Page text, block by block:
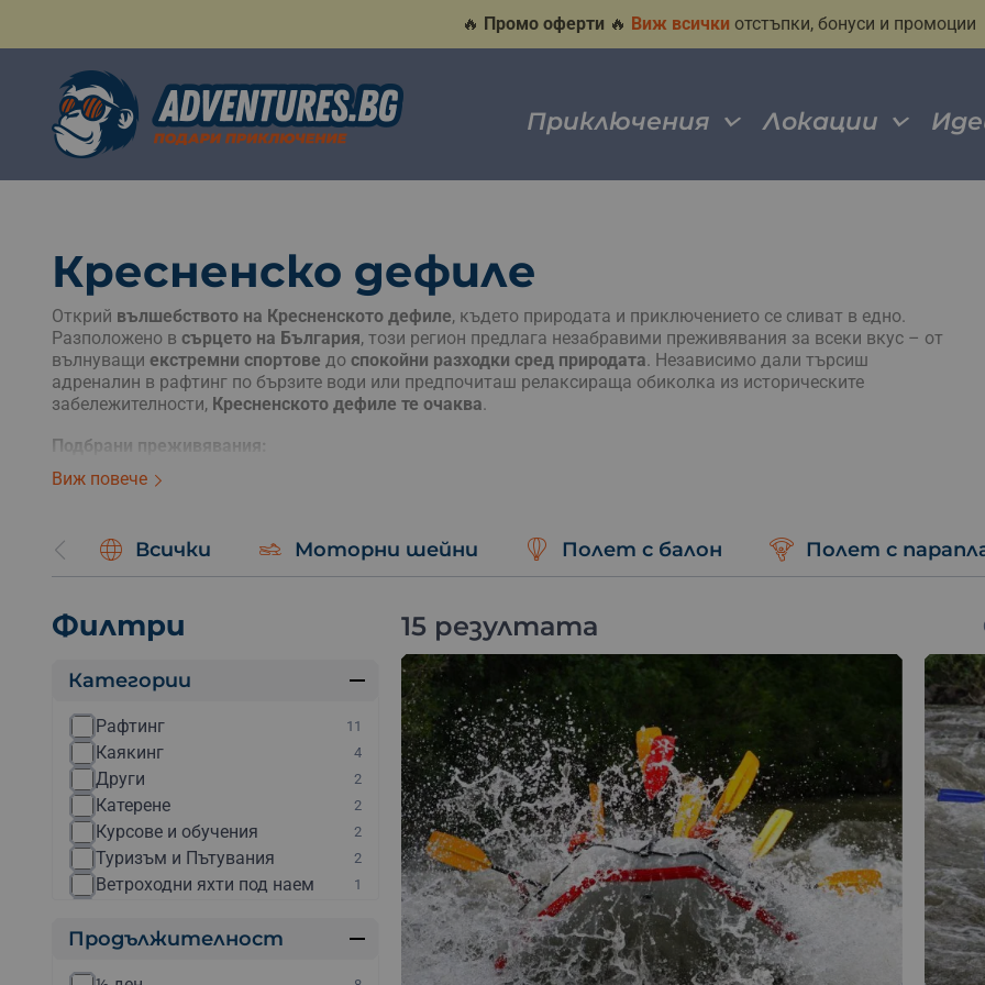
🔥 Промо оферти 🔥 Виж всички отстъпки, бонуси и промоции
Приключения Локации
Кресненско дефиле
Открий вълшебството на Кресненското дефиле, където природата и приключението се сливат в едно.
Разположено в сърцето на България, този регион предлага незабравими преживявания за всеки вкус – от
вълнуващи екстремни спортове до спокойни разходки сред природата. Независимо дали търсиш
адреналин в рафтинг по бързите води или предпочиташ релаксираща обиколка из историческите
забележителности, Кресненското дефиле те очаква.
Подбрани преживявания:
Вълнуващ рафтинг и каякинг
Не пропускай шанса да подариш на себе си или на близък уникално преживяване в Кресненското дефиле.
Виж повече
Всички Моторни шейни Полет с балон Полет с
Филтри
Категории
Рафтинг 11
Каякинг 4
Други 2
Катерене 2
Курсове и обучения 2
Туризъм и Пътувания 2
Ветроходни яхти под наем 1
Джетове 1
Продължителност
15 резултата